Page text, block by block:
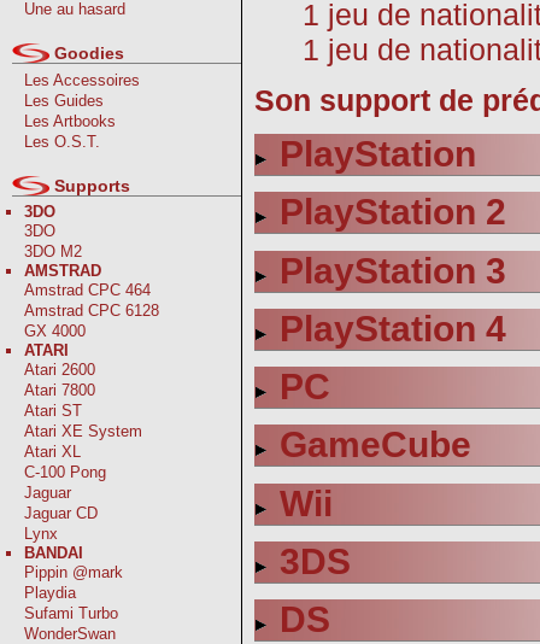
Une au hasard
Goodies
Les Accessoires
Les Guides
Les Artbooks
Les O.S.T.
Supports
3DO
3DO
3DO M2
AMSTRAD
Amstrad CPC 464
Amstrad CPC 6128
GX 4000
ATARI
Atari 2600
Atari 7800
Atari ST
Atari XE System
Atari XL
C-100 Pong
Jaguar
Jaguar CD
Lynx
BANDAI
Pippin @mark
Playdia
Sufami Turbo
WonderSwan
1 jeu de
1 jeu de
Son support de
PlayStation
PlayStation 2
PlayStation 3
PlayStation 4
PC
GameCube
Wii
3DS
DS